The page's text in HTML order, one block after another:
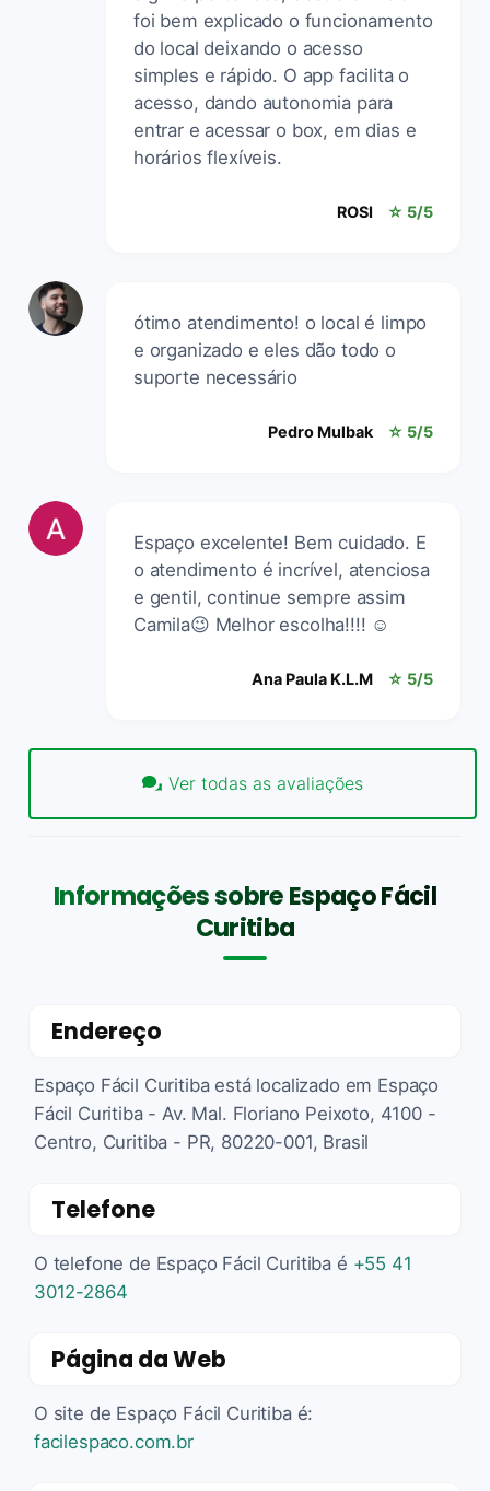
foi bem explicado o funcionamento
do local deixando o acesso
simples e rápido. O app facilita o
acesso, dando autonomia para
entrar e acessar o box, em dias e
horários flexíveis.
ROSI ☆ 5/5
ótimo atendimento! o local é limpo
e organizado e eles dão todo o
suporte necessário
Pedro Mulbak ☆ 5/5
Espaço excelente! Bem cuidado. E
o atendimento é incrível, atenciosa
e gentil, continue sempre assim
Camila😉 Melhor escolha!!!! ☺️
Ana Paula K.L.M ☆ 5/5
Ver todas as avaliações
Informações sobre Espaço Fácil
Curitiba
Endereço
Espaço Fácil Curitiba está localizado em Espaço
Fácil Curitiba - Av. Mal. Floriano Peixoto, 4100 -
Centro, Curitiba - PR, 80220-001, Brasil
Telefone
O telefone de Espaço Fácil Curitiba é +55 41
3012-2864
Página da Web
O site de Espaço Fácil Curitiba é:
facilespaco.com.br